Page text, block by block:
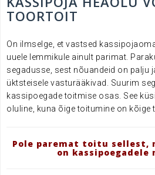
TOORTOIT
On ilmselge, et vastsed
uuele lemmikule ainult parimat.
segadusse, sest nõuandeid on palju
üktsteisele vasturääkivad. Suurim
kassipoegade toitmise osas. See
oluline, kuna õige toitumine on kõige
Pole paremat toitu sellest,
on kassipoegadele